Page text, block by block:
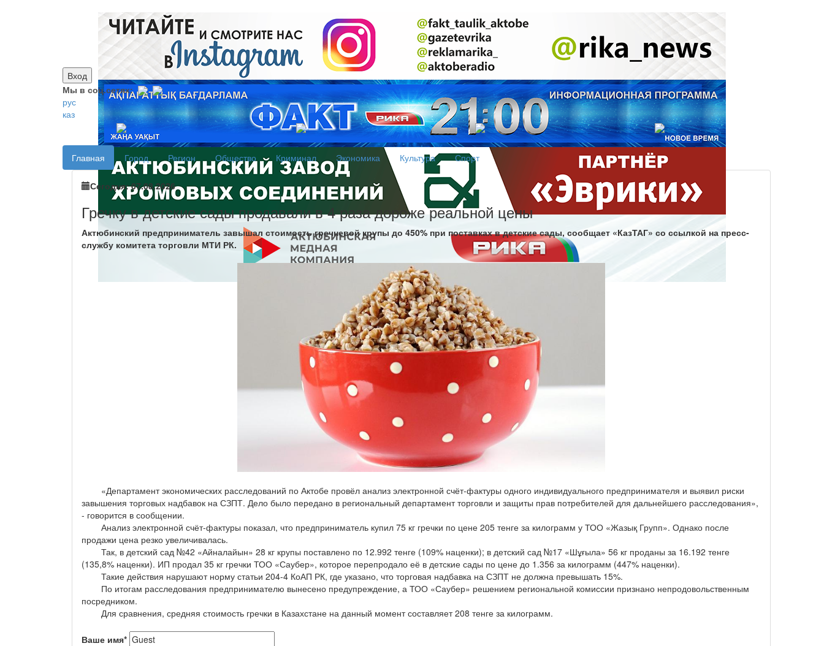
Вход
Мы в соц.сетях:
рус
каз
Главная Город Регион Общество Криминал Экономика Культура Спорт
Сегодня: 07.08.2026
Гречку в детские сады продавали в 4 раза дороже реальной цены
Актюбинский предприниматель завышал стоимость гречневой крупы до 450% при поставках в детские сады, сообщает «КазТАГ» со ссылкой на пресс-
службу комитета торговли МТИ РК.
«Департамент экономических расследований по Актобе провёл анализ электронной счёт-фактуры одного индивидуального предпринимателя и выявил риски
завышения торговых надбавок на СЗПТ. Дело было передано в региональный департамент торговли и защиты прав потребителей для дальнейшего расследования»,
- говорится в сообщении.
Анализ электронной счёт-фактуры показал, что предприниматель купил 75 кг гречки по цене 205 тенге за килограмм у ТОО «Жазық Групп». Однако после
продажи цена резко увеличивалась.
Так, в детский сад №42 «Айналайын» 28 кг крупы поставлено по 12.992 тенге (109% наценки); в детский сад №17 «Шұғыла» 56 кг проданы за 16.192 тенге
(135,8% наценки). ИП продал 35 кг гречки ТОО «Саубер», которое перепродало её в детские сады по цене до 1.356 за килограмм (447% наценки).
Такие действия нарушают норму статьи 204-4 КоАП РК, где указано, что торговая надбавка на СЗПТ не должна превышать 15%.
По итогам расследования предпринимателю вынесено предупреждение, а ТОО «Саубер» решением региональной комиссии признано непродовольственным
посредником.
Для сравнения, средняя стоимость гречки в Казахстане на данный момент составляет 208 тенге за килограмм.
Ваше имя*